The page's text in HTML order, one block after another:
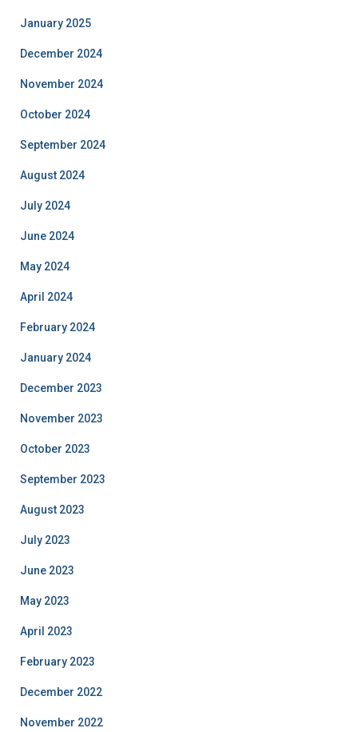
January 2025
December 2024
November 2024
October 2024
September 2024
August 2024
July 2024
June 2024
May 2024
April 2024
February 2024
January 2024
December 2023
November 2023
October 2023
September 2023
August 2023
July 2023
June 2023
May 2023
April 2023
February 2023
December 2022
November 2022